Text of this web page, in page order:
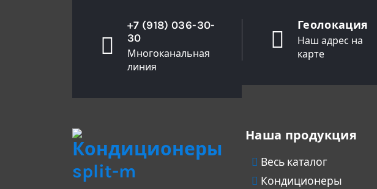
+7 (918) 036-30-
30
Многоканальная
линия
Геолокация
Наш адрес на
карте
Наша продукция
Весь каталог
Кондиционеры